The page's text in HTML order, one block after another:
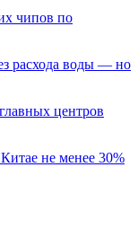
чипов по
расхода воды — но
центров
не менее 30%